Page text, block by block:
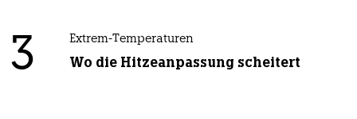
3 Extrem-Temperaturen
Wo die Hitzeanpassung scheitert